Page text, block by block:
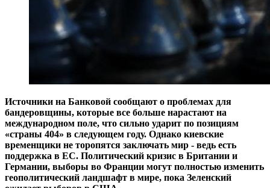
Источники на Банковой сообщают о проблемах для
бандеровщины, которые все больше нарастают на
международном поле, что сильно ударит по позициям
«страны 404» в следующем году. Однако киевские
временщики не торопятся заключать мир - ведь есть
поддержка в ЕС. Политический кризис в Британии и
Германии, выборы во Франции могут полностью изменить
геополитический ландшафт в мире, пока Зеленский